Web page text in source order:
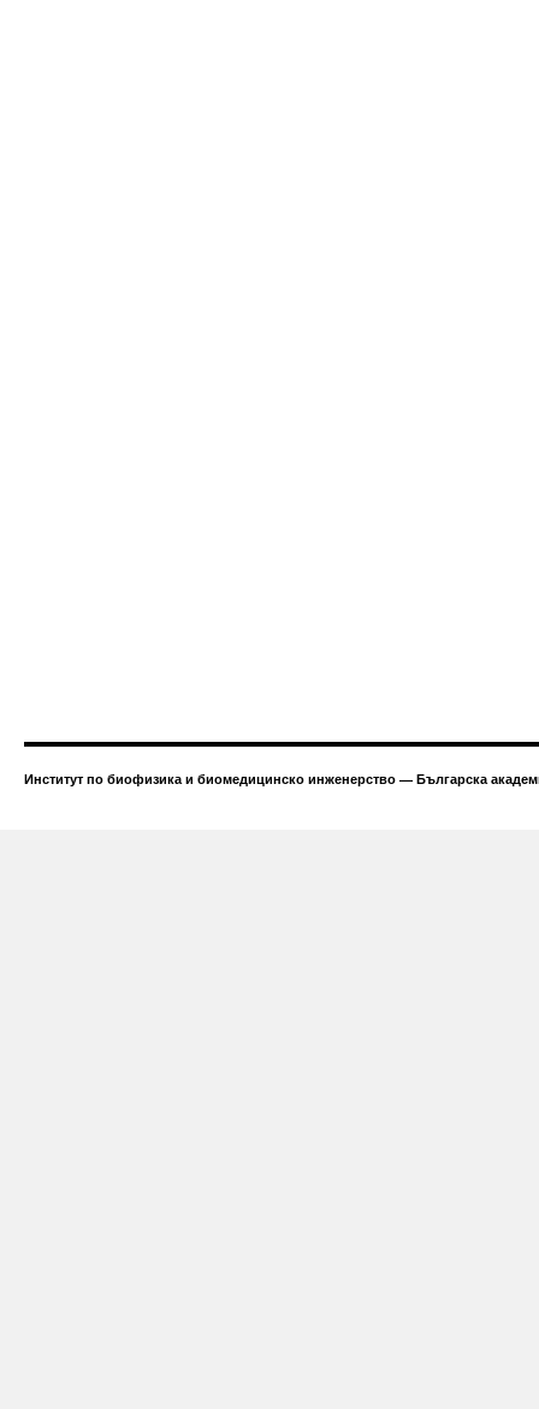
Институт по биофизика и биомедицинско инженерство — Българска